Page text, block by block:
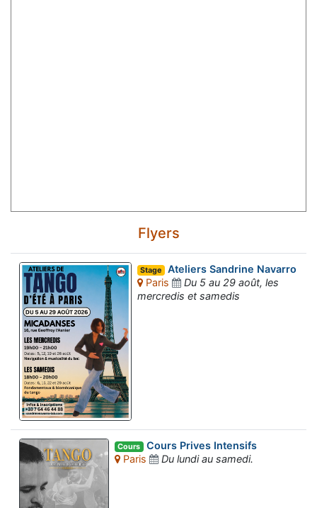
Flyers
Stage Ateliers Sandrine Navarro
Paris
Du 5 au 29 août, les
mercredis et samedis
Cours Cours Prives Intensifs
Paris
Du lundi au samedi.